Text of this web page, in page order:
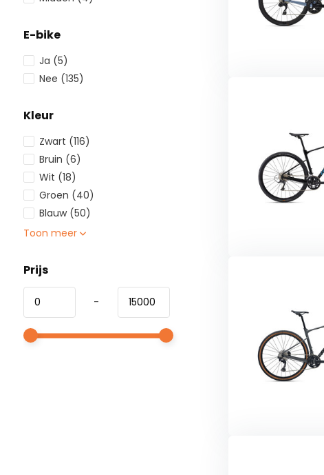
E-bike
Ja (5)
Nee (135)
Kleur
Zwart (116)
Bruin (6)
Wit (18)
Groen (40)
Blauw (50)
Toon meer
Prijs
-